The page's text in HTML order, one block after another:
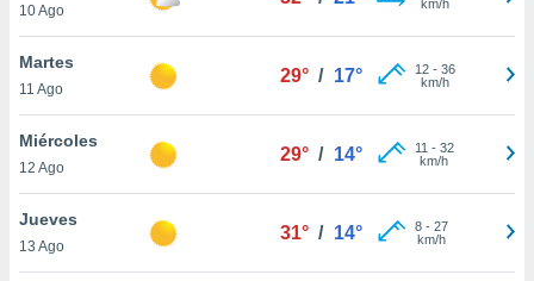
de
10 Ago
km/h
Martes
11 Ago
29° / 17° 12- 36
km/h
Miércoles
12 Ago
29° / 14° 11 - 32
km/h
Jueves
13 Ago
31° / 14° 8- 27
km/h